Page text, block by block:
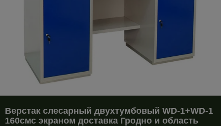
Верстак слесарный двухтумбовый WD-1+WD-1
160смс экраном доставка Гродно и область